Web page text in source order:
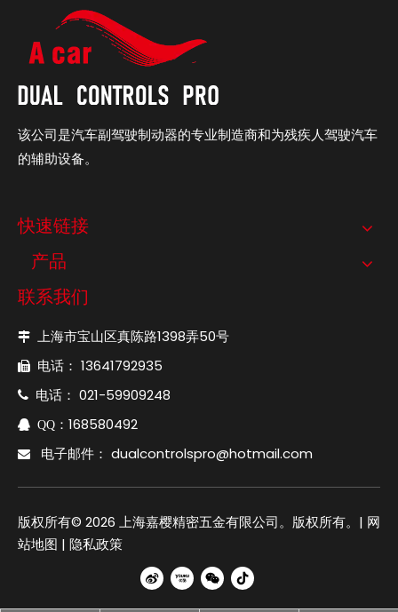
该公司是汽车副驾驶制动器的专业制造商和为残疾人驾驶汽车
的辅助设备。
快速链接
产品
联系我们
 上海市宝山区真陈路1398弄50号
 电话： 13641792935
 电话： 021-59909248
 QQ ：168580492
 电子邮件： dualcontrolspro@hotmail.com
版权所有© 2026 上海嘉樱精密五金有限公司。版权所有。| 网
站地图 | 隐私政策